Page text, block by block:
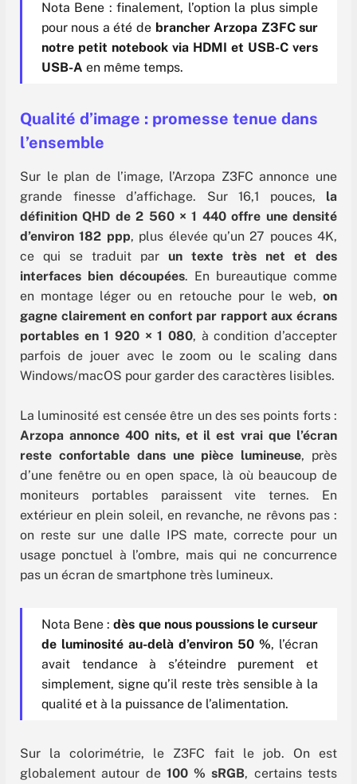
Nota Bene : finalement, l’option la plus simple
pour nous a été de brancher Arzopa Z3FC sur
notre petit notebook via HDMI et USB-C vers
USB-A en même temps.
Qualité d’image : promesse tenue dans
l’ensemble
Sur le plan de l’image, l’Arzopa Z3FC annonce une
grande finesse d’affichage. Sur 16,1 pouces, la
définition QHD de 2 560 × 1 440 offre une densité
d’environ 182 ppp, plus élevée qu’un 27 pouces 4K,
ce qui se traduit par un texte très net et des
interfaces bien découpées. En bureautique comme
en montage léger ou en retouche pour le web, on
gagne clairement en confort par rapport aux écrans
portables en 1 920 × 1 080, à condition d’accepter
parfois de jouer avec le zoom ou le scaling dans
Windows/macOS pour garder des caractères lisibles.
La luminosité est censée être un des ses points forts :
Arzopa annonce 400 nits, et il est vrai que l’écran
reste confortable dans une pièce lumineuse, près
d’une fenêtre ou en open space, là où beaucoup de
moniteurs portables paraissent vite ternes. En
extérieur en plein soleil, en revanche, ne rêvons pas :
on reste sur une dalle IPS mate, correcte pour un
usage ponctuel à l’ombre, mais qui ne concurrence
pas un écran de smartphone très lumineux.
Nota Bene :dès que nous poussions le curseur
de luminosité au-delà d’environ 50 %, l’écran
avait tendance à s’éteindre purement et
simplement, signe qu’il reste très sensible à la
qualité et à la puissance de l’alimentation.
Sur la colorimétrie, le Z3FC fait le job. On est
globalement autour de100 % sRGB, certains tests